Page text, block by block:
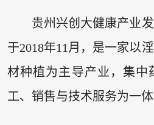
贵州兴创大健康产业
于2018年11月，是一家以
材种植为主导产业，集中
工、销售与技术服务为一体